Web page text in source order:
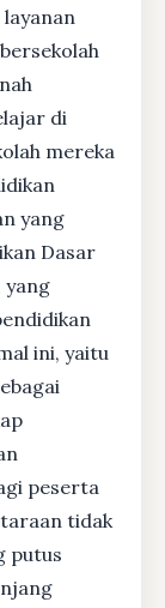
di
mereka
yang
Dasar
yang
ini, yaitu
peserta
tidak
putus